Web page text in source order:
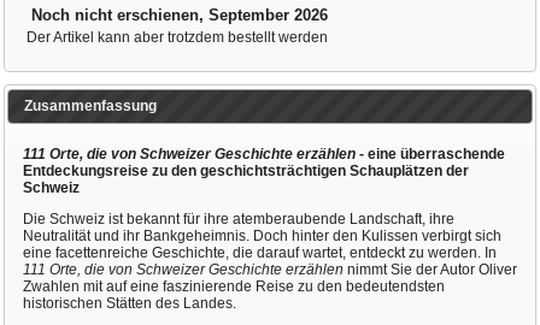
Noch nicht erschienen, September 2026
Der Artikel kann aber trotzdem bestellt werden
Zusammenfassung
111 Orte, die von Schweizer Geschichte erzählen- eine überraschende
Entdeckungsreise zu den geschichtsträchtigen Schauplätzen der
Schweiz
Die Schweiz ist bekannt für ihre atemberaubende Landschaft, ihre
Neutralität und ihr Bankgeheimnis. Doch hinter den Kulissen verbirgt sich
eine facettenreiche Geschichte, die darauf wartet, entdeckt zu werden. In
111 Orte, die von Schweizer Geschichte erzählen nimmt Sie der Autor Oliver
Zwahlen mit auf eine faszinierende Reise zu den bedeutendsten
historischen Stätten des Landes.